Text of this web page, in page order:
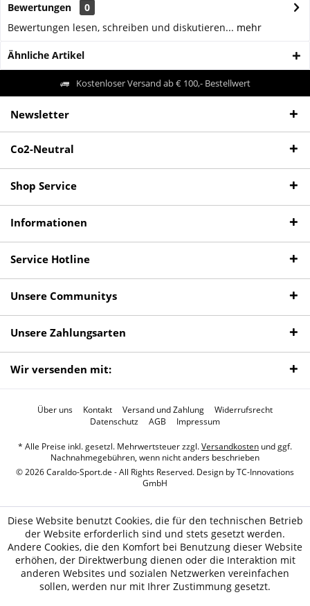
Bewertungen
0
Bewertungen lesen, schreiben und diskutieren... mehr
Ähnliche Artikel
Kostenloser Versand ab € 100,- Bestellwert
Newsletter
Co2-Neutral
Shop Service
Informationen
Service Hotline
Unsere Communitys
Unsere Zahlungsarten
Wir versenden mit:
Über uns Kontakt Versand und Zahlung
Widerrufsrecht
Datenschutz
AGB Impressum
* Alle Preise inkl. gesetzl. Mehrwertsteuer zzgl.Versandkosten und ggf.
Nachnahmegebühren, wenn nicht anders beschrieben
© 2026 Caraldo-Sport.de - All Rights Reserved. Design byTC-Innovations
GmbH
Diese Website benutzt Cookies, die für den technischen Betrieb
der Website erforderlich sind und stets gesetzt werden.
Andere Cookies, die den Komfort bei Benutzung dieser Website
erhöhen, der Direktwerbung dienen oder die Interaktion mit
anderen Websites und sozialen Netzwerken vereinfachen
sollen, werden nur mit Ihrer Zustimmung gesetzt.